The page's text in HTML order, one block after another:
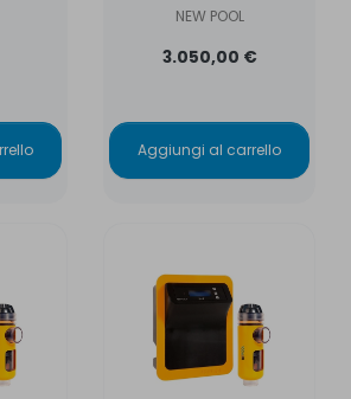
NEW POOL
3.050,00 €
Aggiungi al carrello